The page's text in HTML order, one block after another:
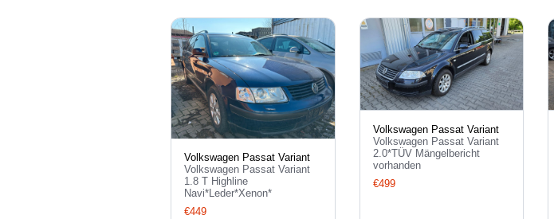
Volkswagen Passat Variant
Volkswagen Passat Variant
1.8 T Highline
Navi*Leder*Xenon*
€449
Volkswagen Passat Variant
Volkswagen Passat Variant
2.0*TÜV Mängelbericht
vorhanden
€499